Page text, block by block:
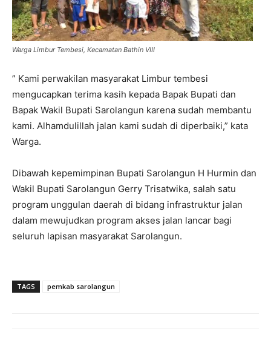
Warga Limbur Tembesi, Kecamatan Bathin VIII
” Kami perwakilan masyarakat Limbur tembesi
mengucapkan terima kasih kepada Bapak Bupati dan
Bapak Wakil Bupati Sarolangun karena sudah membantu
kami. Alhamdulillah jalan kami sudah di diperbaiki,” kata
Warga.
Dibawah kepemimpinan Bupati Sarolangun H Hurmin dan
Wakil Bupati Sarolangun Gerry Trisatwika, salah satu
program unggulan daerah di bidang infrastruktur jalan
dalam mewujudkan program akses jalan lancar bagi
seluruh lapisan masyarakat Sarolangun.
TAGS pemkab sarolangun